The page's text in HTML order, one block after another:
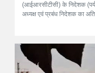
(आईआरसीटीसी) के निदेशक
अध्यक्ष एवं प्रबंध निदेशक का